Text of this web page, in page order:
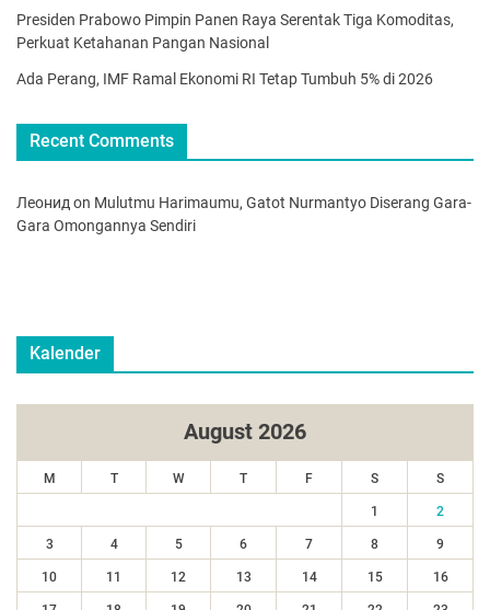
Presiden Prabowo Pimpin Panen Raya Serentak Tiga Komoditas,
Perkuat Ketahanan Pangan Nasional
Ada Perang, IMF Ramal Ekonomi RI Tetap Tumbuh 5% di 2026
Recent Comments
Леонид on Mulutmu Harimaumu, Gatot Nurmantyo Diserang Gara-
Gara Omongannya Sendiri
Kalender
August 2026
M T W T F S S
1 2
3 4 5 6 7 8 9
10 11 12 13 14 15 16